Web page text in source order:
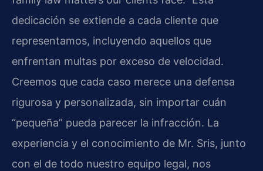
dedicación se extiende a cada cliente que
representamos, incluyendo aquellos que
enfrentan multas por exceso de velocidad.
Creemos que cada caso merece una defensa
rigurosa y personalizada, sin importar cuán
“pequeña” pueda parecer la infracción. La
experiencia y el conocimiento de Mr. Sris, junto
con el de todo nuestro equipo legal, nos